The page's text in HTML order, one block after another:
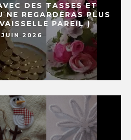
DES TASSES ET
NE REGARDERAS PLUS
PAREIL )
JUIN 2026